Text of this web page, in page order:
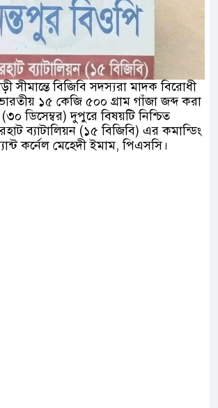
সীমান্তে বিজিবি সদস্যরা মাদক বিরোধী
১৫ কেজি ৫০০ গ্রাম গাঁজা জব্দ করা
ডিসেম্বর) দুপুরে বিষয়টি নিশ্চিত
ব্যাটালিয়ন (১৫ বিজিবি) এর কমান্ডিং
কর্নেল মেহেদী ইমাম, পিএসসি।